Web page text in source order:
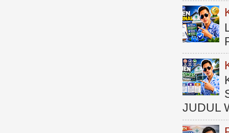
JUDUL